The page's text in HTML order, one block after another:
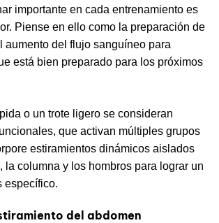
importante en cada entrenamiento es
Piense en ello como la preparación de
aumento del flujo sanguíneo para
está bien preparado para los próximos
o un trote ligero se consideran
que activan múltiples grupos
estiramientos dinámicos aislados
la columna y los hombros para lograr un
específico.
del abdomen